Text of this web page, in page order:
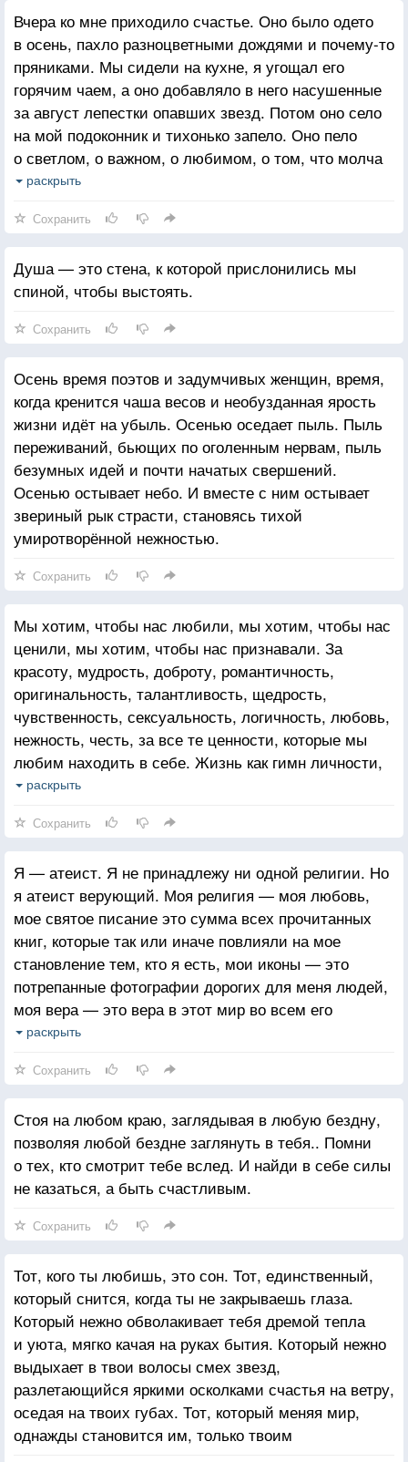
Вчера ко мне приходило счастье. Оно было одето
в осень, пахло разноцветными дождями и почему-то
пряниками. Мы сидели на кухне, я угощал его
горячим чаем, а оно добавляло в него насушенные
за август лепестки опавших звезд. Потом оно село
на мой подоконник и тихонько запело. Оно пело
о светлом, о важном, о любимом, о том, что молча
живет в сердце и делает руки нежными, оно пело
и о мокрых от росы тропинках, ведущих к тому, что
ищет каждый. Мы провели вместе всю ночь. Оно то
птицей садилось на плечо, то мягкой урчащей
кошкой лежало на коленях. А утром оно
обязательно заглядывать на огонек, потом накинуло
на тонкие плечики радугу, раскрашенную детскими
снами, и вылетело за дверь. Но я рад, потому что
обернувшись на пороге, оно сказало мне, что идет
к тебе. Встречай.
раскрыть
Сохранить
Душа — это стена, к которой прислонились мы
спиной, чтобы выстоять.
Сохранить
Осень время поэтов и задумчивых женщин, время,
когда кренится чаша весов и необузданная ярость
жизни идёт на убыль. Осенью оседает пыль. Пыль
переживаний, бьющих по оголенным нервам, пыль
безумных идей и почти начатых свершений.
Осенью остывает небо. И вместе с ним остывает
звериный рык страсти, становясь тихой
умиротворённой нежностью.
Сохранить
Мы хотим, чтобы нас любили, мы хотим, чтобы нас
ценили, мы хотим, чтобы нас признавали. За
красоту, мудрость, доброту, романтичность,
оригинальность, талантливость, щедрость,
чувственность, сексуальность, логичность, любовь,
нежность, честь, за все те ценности, которые мы
любим находить в себе. Жизнь как гимн личности,
смысл её, как самовыражение. И если кто-то
в которую мы свято верим, возникают мифы
о непонимании. И в этом пути каждый достигает
цели своим путём. Кто-то, из неспособных выявить
в себе свои таланты, возможности и амбиции,
отмахивается философией невмешательства,
нежелания иметь что-то общее с людьми, выбирая
тихую, спокойную, зачастую одинокую
и несчастную жизнь, пока не находится тот
единственный, кто разглядит всю глубину
внутреннего мира, тем самым создав любовь на
в других, пытаясь доказать глупость, ущербность,
убожество себе подобных, тем самым
возвеличиваясь в собственных глазах и глазах тех,
кто по наивности, по латентной ведомости
доверился им, но я не хотел бы жить в том
изуродованном мире, который они создают вокруг
себя. Третьи ставят цели и добиваются их,
намечают себе вершины и достигают небес,
меняют мир. Эти люди создают историю и двигают
вперед человеческий прогресс. И безусловно,
впрочем, как и всегда, каждый сам выбирает свой
путь.
раскрыть
Сохранить
Я — атеист. Я не принадлежу ни одной религии. Но
я атеист верующий. Моя религия — моя любовь,
мое святое писание это сумма всех прочитанных
книг, которые так или иначе повлияли на мое
становление тем, кто я есть, мои иконы — это
потрепанные фотографии дорогих для меня людей,
моя вера — это вера в этот мир во всем его
разнообразии и вера в себя в этом мире. Вера
раскрыть
Сохранить
Стоя на любом краю, заглядывая в любую бездну,
позволяя любой бездне заглянуть в тебя.. Помни
о тех, кто смотрит тебе вслед. И найди в себе силы
не казаться, а быть счастливым.
Сохранить
Тот, кого ты любишь, это сон. Тот, единственный,
который снится, когда ты не закрываешь глаза.
Который нежно обволакивает тебя дремой тепла
и уюта, мягко качая на руках бытия. Который нежно
выдыхает в твои волосы смех звезд,
разлетающийся яркими осколками счастья на ветру,
оседая на твоих губах. Тот, который меняя мир,
однажды становится им, только твоим